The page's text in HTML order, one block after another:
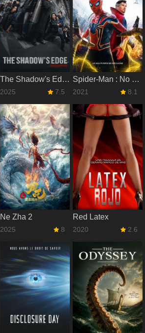
The Shadow's Edge
2025 7.5
Spider-Man : No Way Home
2021 8.1
Ne Zha 2
2025 8
Red Latex
2020 2.6